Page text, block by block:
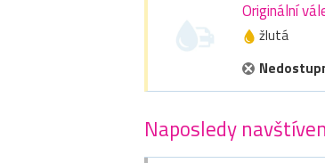
Originální
žlutá
Naposledy